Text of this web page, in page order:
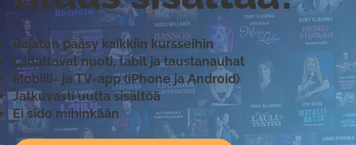
Rajaton pääsy kaikkiin kursseihin
Ladattavat nuoti, tabit ja taustanauhat
Mobiili- ja TV-app (iPhone ja Android)
Jatkuvasti uutta sisältöä
Ei sido mihinkään